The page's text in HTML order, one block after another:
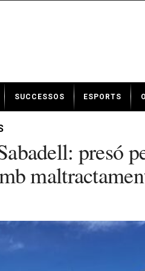
SUCCESSOS ESPORTS
presó